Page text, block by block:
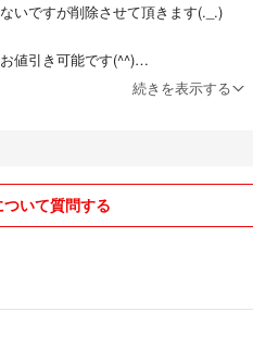
いですが削除させて頂きます(._.)
値引き可能です(^^)
致します。
ますので割高になります。
続きを表示する
いて質問する